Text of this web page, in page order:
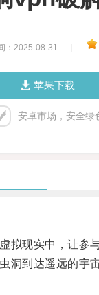
：2025-08-31
苹果下载
安卓市场，安全绿
现实中，让参
到达遥远的宇宙